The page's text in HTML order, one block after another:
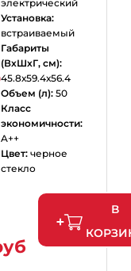
электрический
Установка:
встраиваемый
Габариты
(ВхШхГ, см):
45.8х59.4х56.4
Объем (л): 50
Класс
экономичности:
A++
Цвет: черное
стекло
В